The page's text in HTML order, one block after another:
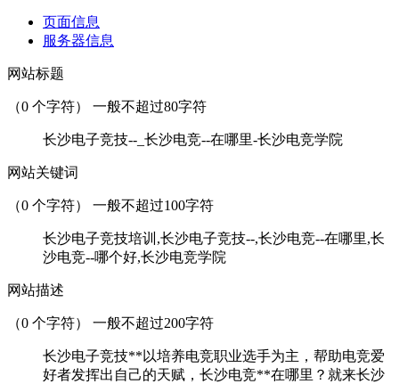
页面信息
服务器信息
网站标题
（0 个字符） 一般不超过80字符
长沙电子竞技--_长沙电竞--在哪里-长沙电竞学院
网站关键词
（0 个字符） 一般不超过100字符
长沙电子竞技培训,长沙电子竞技--,长沙电竞--在哪里,长
沙电竞--哪个好,长沙电竞学院
网站描述
（0 个字符） 一般不超过200字符
长沙电子竞技**以培养电竞职业选手为主，帮助电竞爱
好者发挥出自己的天赋，长沙电竞**在哪里？就来长沙